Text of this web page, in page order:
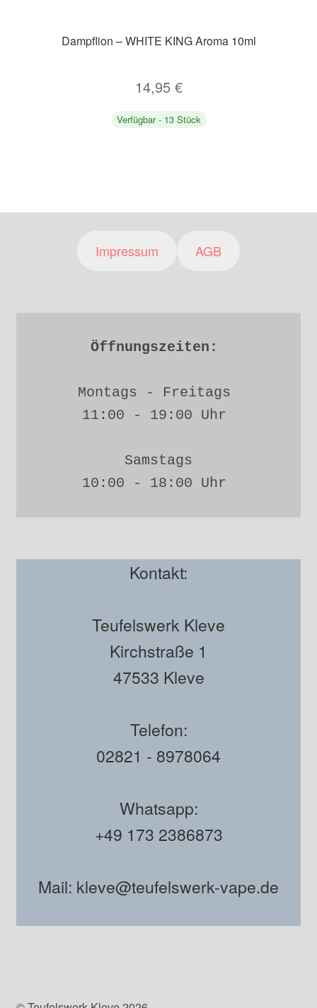
Dampflion – WHITE KING Aroma 10ml
14,95 €
Verfügbar - 13 Stück
Impressum AGB
Öffnungszeiten:
Montags - Freitags
11:00 - 19:00 Uhr
Samstags
10:00 - 18:00 Uhr
Kontakt:
Teufelswerk Kleve
Kirchstraße 1
47533 Kleve
Telefon:
02821 - 8978064
Whatsapp:
+49 173 2386873
Mail: kleve@teufelswerk-vape.de